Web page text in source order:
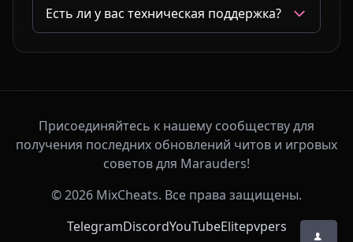
Есть ли у вас техническая поддержка?
Присоединяйтесь к нашему сообществу для
получения последних обновлений читов и игровых
советов для Marauders!
© 2026 MixCheats. Все права защищены.
TelegramDiscordYouTubeElitepvpers